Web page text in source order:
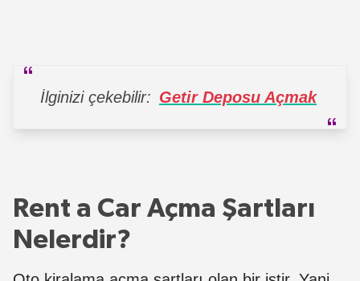
İlginizi çekebilir: Getir Deposu Açmak
Rent a Car Açma Şartları
Nelerdir?